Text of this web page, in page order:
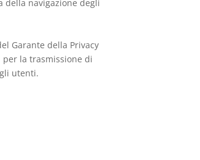
della navigazione degli
Garante della Privacy
per la trasmissione di
utenti.